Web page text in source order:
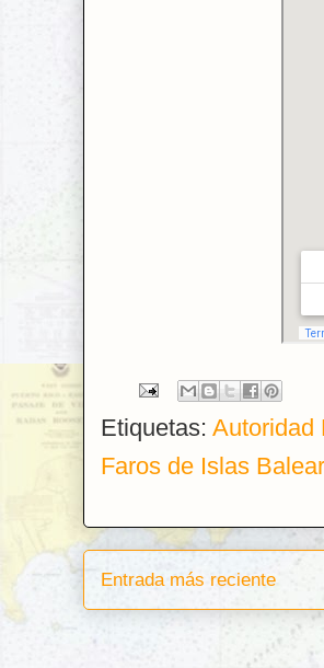
Etiquetas: Autoridad
Faros de Islas
Entrada más reciente